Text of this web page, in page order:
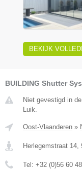
BEKIJK
BUILDING Shutter
Niet gevestigd in
Luik.
Oost-Vlaanderen »
Herlegemstraat 14
Tel: +32 (0)56 60 48